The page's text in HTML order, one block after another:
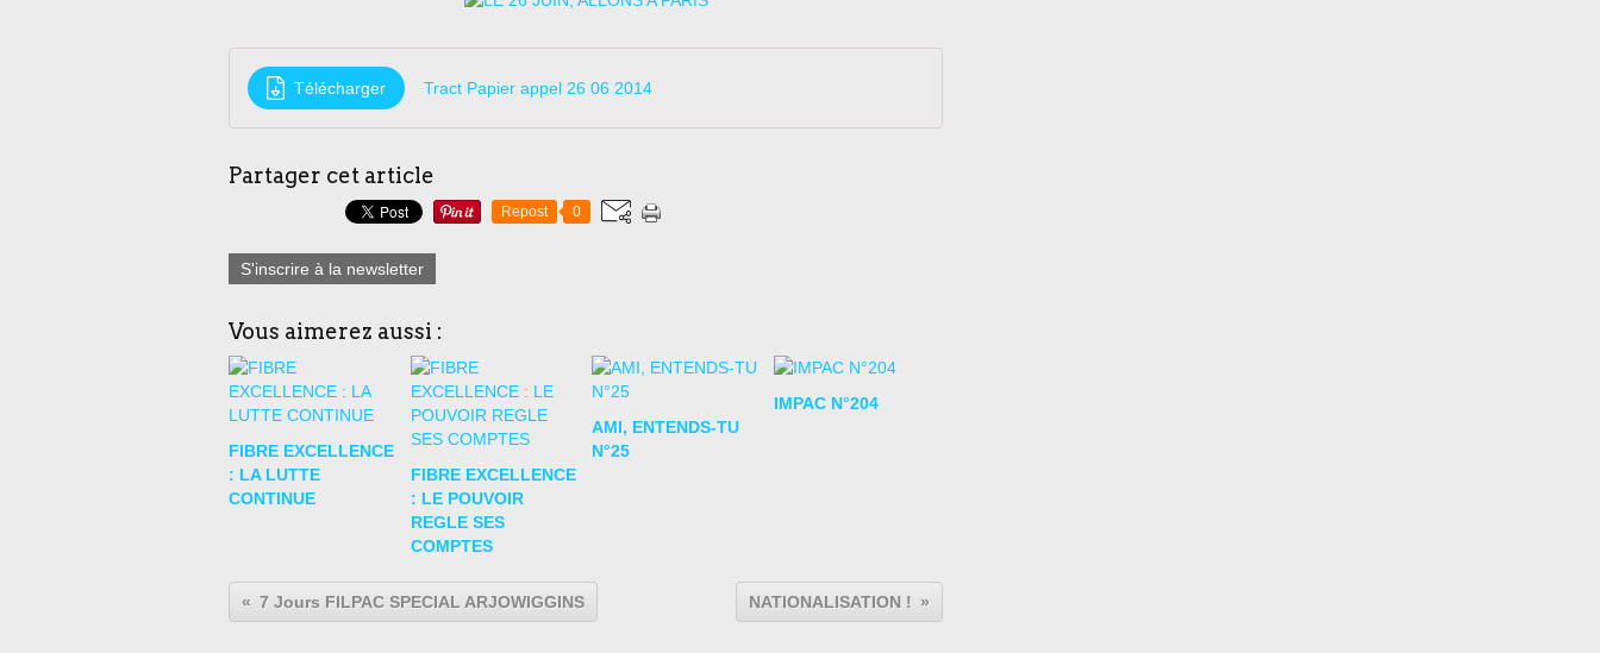
Télécharger Tract Papier appel 26 06 2014
Partager cet article
Repost 0
S'inscrire à la newsletter
Vous aimerez aussi :
FIBRE EXCELLENCE
: LA LUTTE
CONTINUE
FIBRE EXCELLENCE
: LE POUVOIR
REGLE SES
COMPTES
AMI, ENTENDS-TU
N°25
IMPAC N°204
7 Jours FILPAC SPECIAL ARJOWIGGINS NATIONALISATION !